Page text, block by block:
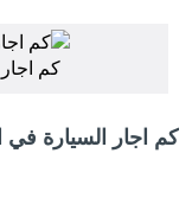
كم
كم اجار السيارة